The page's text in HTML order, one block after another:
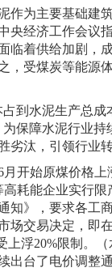
作为主要基础建
央经济工作会
临着供给加剧，
，受煤炭等能源
到水泥生产总
保障水泥行业
汰，引领行业
月开始原煤价格
耗能企业实行
知》，要求各工
场交易决定，即
上浮20%限制。
出台了电价调整